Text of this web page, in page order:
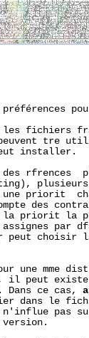
fichiers
tre
installer.
rfrences
priorit
des
priorit la
par
peut choisir
une mme
il peut
Dans ce cas,
dans le
pas